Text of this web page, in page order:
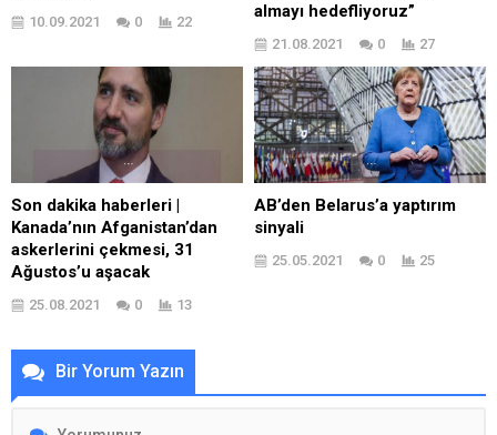
10.09.2021 0 22
almayı hedefliyoruz”
21.08.2021 0 27
Son dakika haberleri |
Kanada’nın Afganistan’dan
askerlerini çekmesi, 31
Ağustos’u aşacak
25.08.2021 0 13
AB’den Belarus’a yaptırım
sinyali
25.05.2021 0 25
Bir Yorum Yazın